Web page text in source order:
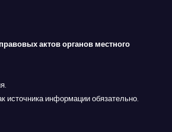
актов органов местного
источника информации обязательно.